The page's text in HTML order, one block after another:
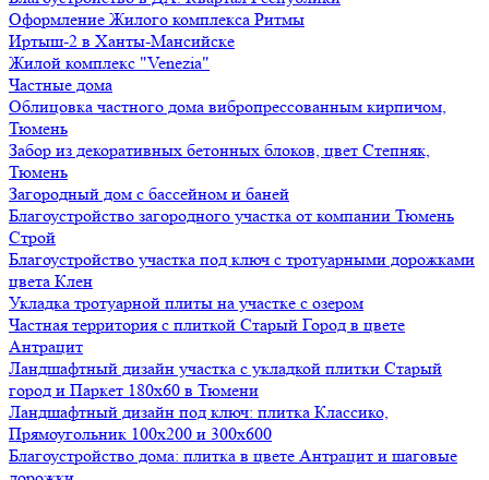
Оформление Жилого комплекса Ритмы
Иртыш-2 в Ханты-Мансийске
Жилой комплекс "Venezia"
Частные дома
Облицовка частного дома вибропрессованным кирпичом,
Тюмень
Забор из декоративных бетонных блоков, цвет Степняк,
Тюмень
Загородный дом с бассейном и баней
Благоустройство загородного участка от компании Тюмень
Строй
Благоустройство участка под ключ с тротуарными дорожками
цвета Клен
Укладка тротуарной плиты на участке с озером
Частная территория с плиткой Старый Город в цвете
Антрацит
Ландшафтный дизайн участка с укладкой плитки Старый
город и Паркет 180х60 в Тюмени
Ландшафтный дизайн под ключ: плитка Классико,
Прямоугольник 100х200 и 300х600
Благоустройство дома: плитка в цвете Антрацит и шаговые